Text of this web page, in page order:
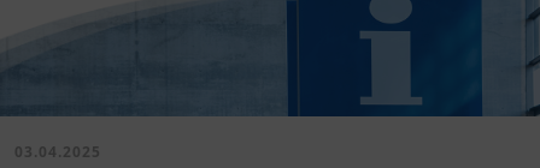
03.04.2025